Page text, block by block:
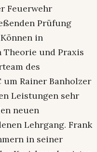
Feuerwehr
Prüfung
in
Theorie und Praxis
des
Rainer Banholzer
Leistungen sehr
neuen
Lehrgang. Frank
in seiner